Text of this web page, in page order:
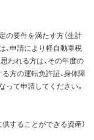
の要件を満たす方（生計
、申請により軽自動車税
われる方は、その年度の
方の運転免許証、身体障
って申請してください。
することができる資産）